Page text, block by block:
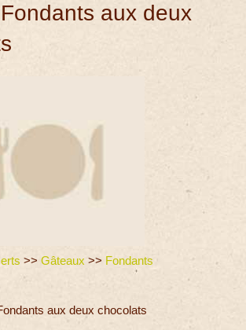
aux deux
>> Gâteaux >> Fondants
aux deux chocolats